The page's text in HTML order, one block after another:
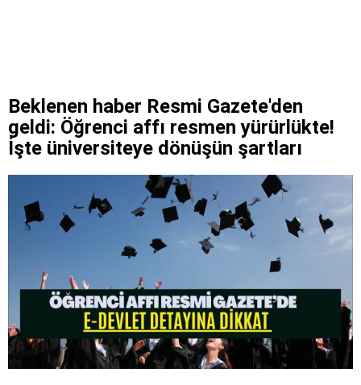
Beklenen haber Resmi Gazete'den
geldi: Öğrenci affı resmen yürürlükte!
İşte üniversiteye dönüşün şartları